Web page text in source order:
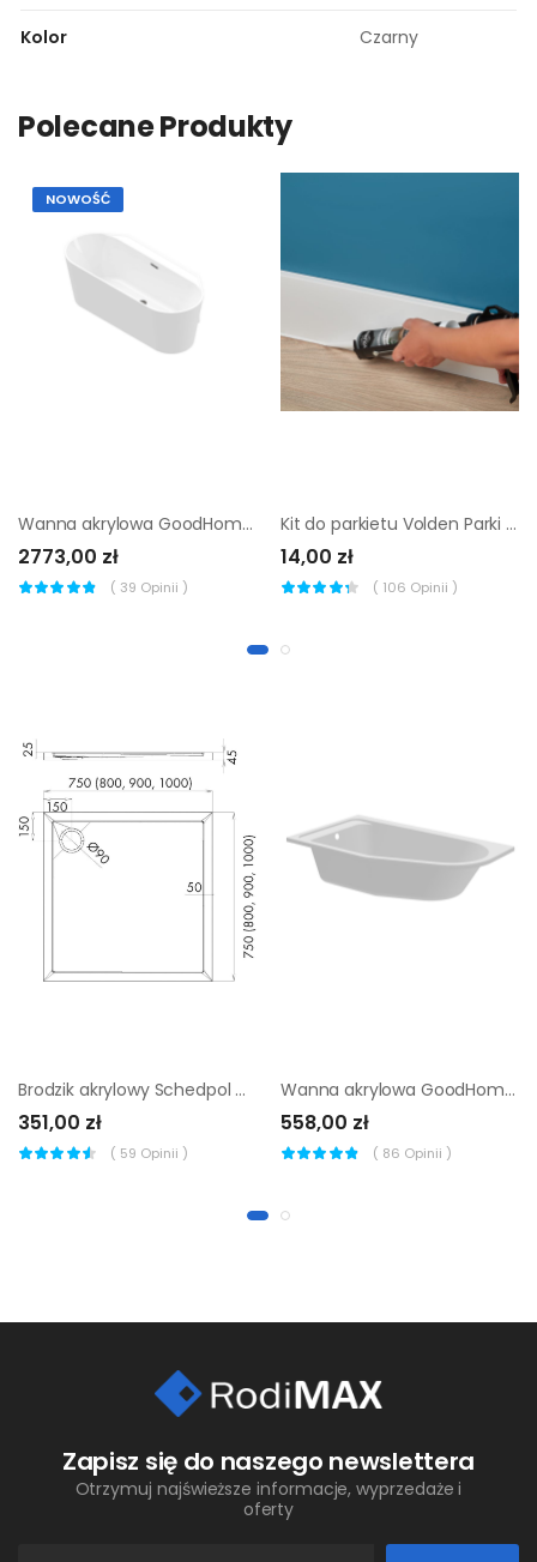
Kolor Czarny
Polecane Produkty
NOWOŚĆ
Wanna akrylowa GoodHome Nakina 180 x 75 cm biała
2773,00 zł
( 39 Opinii )
Kit do parkietu Volden Parki akrylowy 280 ml antracytowy
14,00 zł
( 106 Opinii )
Brodzik akrylowy Schedpol Atla 90 x 90 x 4,5 cm biały
351,00 zł
( 59 Opinii )
Wanna akrylowa GoodHome Cavally 160 x 90 cm lewa asymetryczna
558,00 zł
( 86 Opinii )
Zapisz się do naszego newslettera
Otrzymuj najświeższe informacje, wyprzedaże i
oferty